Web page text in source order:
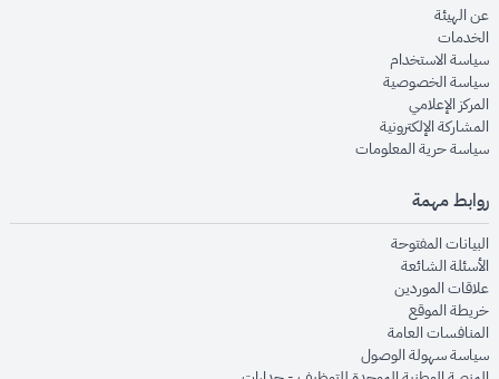
عن الهيئةopens in new window
الخدماتopens in new window
سياسة الاستخدام
سياسة الخصوصيةopens in new window
المركز الإعلاميopens in new window
المشاركة الإلكترونيةopens in new window
سياسة حرية المعلوماتopens in new window
روابط مهمة
البيانات المفتوحةopens in new window
الأسئلة الشائعةopens in new window
علاقات الموردينopens in new window
خريطة الموقعopens in new window
المنافسات العامةopens in new window
سياسة سهولة الوصولopens in new window